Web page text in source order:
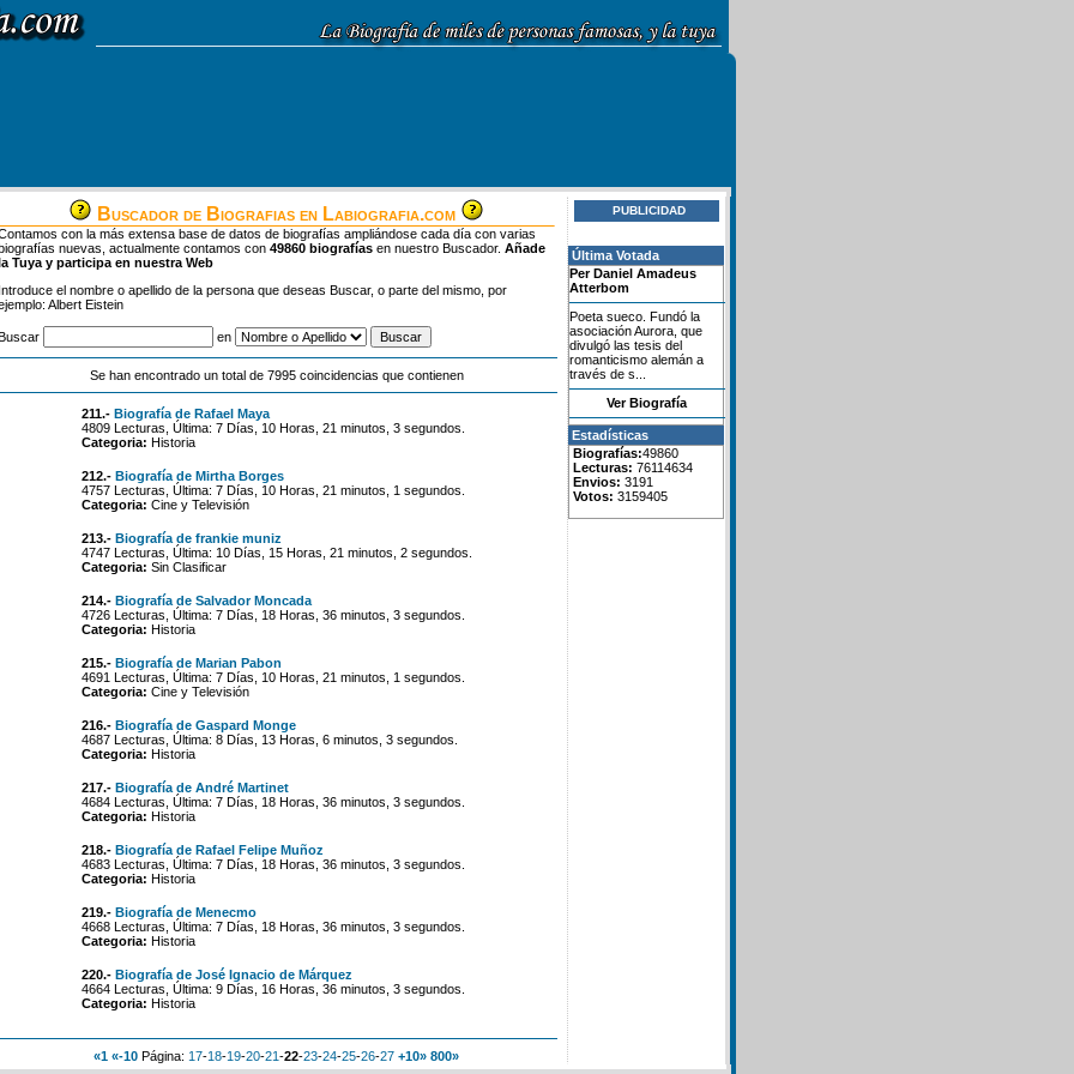
Buscador de Biografias en Labiografia.com
con la más extensa base de datos de biografías ampliándose cada día con varias
nuevas, actualmente contamos con 49860 biografías en nuestro Buscador. Añade
Tuya y participa en nuestra Web
Introduce el nombre o apellido de la persona que deseas Buscar, o parte del mismo, por
Albert Eistein
en
Se han encontrado un total de 7995 coincidencias que contienen
211.- Biografía de Rafael Maya
4809 Lecturas, Última: 7 Días, 10 Horas, 21 minutos, 3 segundos.
Categoria: Historia
212.- Biografía de Mirtha Borges
4757 Lecturas, Última: 7 Días, 10 Horas, 21 minutos, 1 segundos.
Categoria: Cine y Televisión
213.- Biografía de frankie muniz
4747 Lecturas, Última: 10 Días, 15 Horas, 21 minutos, 2 segundos.
Categoria: Sin Clasificar
214.- Biografía de Salvador Moncada
4726 Lecturas, Última: 7 Días, 18 Horas, 36 minutos, 3 segundos.
Categoria: Historia
215.- Biografía de Marian Pabon
4691 Lecturas, Última: 7 Días, 10 Horas, 21 minutos, 1 segundos.
Categoria: Cine y Televisión
216.- Biografía de Gaspard Monge
4687 Lecturas, Última: 8 Días, 13 Horas, 6 minutos, 3 segundos.
Categoria: Historia
217.- Biografía de André Martinet
4684 Lecturas, Última: 7 Días, 18 Horas, 36 minutos, 3 segundos.
Categoria: Historia
218.- Biografía de Rafael Felipe Muñoz
4683 Lecturas, Última: 7 Días, 18 Horas, 36 minutos, 3 segundos.
Categoria: Historia
219.- Biografía de Menecmo
4668 Lecturas, Última: 7 Días, 18 Horas, 36 minutos, 3 segundos.
Categoria: Historia
220.- Biografía de José Ignacio de Márquez
4664 Lecturas, Última: 9 Días, 16 Horas, 36 minutos, 3 segundos.
Categoria: Historia
«1 «-10 Página: 17-18-19-20-21-22-23-24-25-26-27 +10» 800»
PUBLICIDAD
Última Votada
Per Daniel Amadeus
Atterbom
Poeta sueco. Fundó la
asociación Aurora, que
divulgó las tesis del
romanticismo alemán a
través de s...
Ver Biografía
Estadísticas
Biografías:49860
Lecturas: 76114634
Envios: 3191
Votos: 3159405